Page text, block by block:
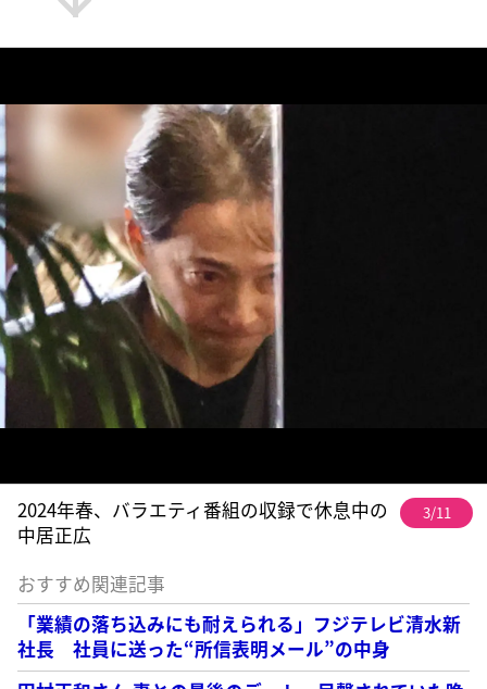
2024年春、バラエティ番組の収録で休息中の
中居正広
3/11
おすすめ関連記事
「業績の落ち込みにも耐えられる」フジテレビ清水新
社長 社員に送った“所信表明メール”の中身